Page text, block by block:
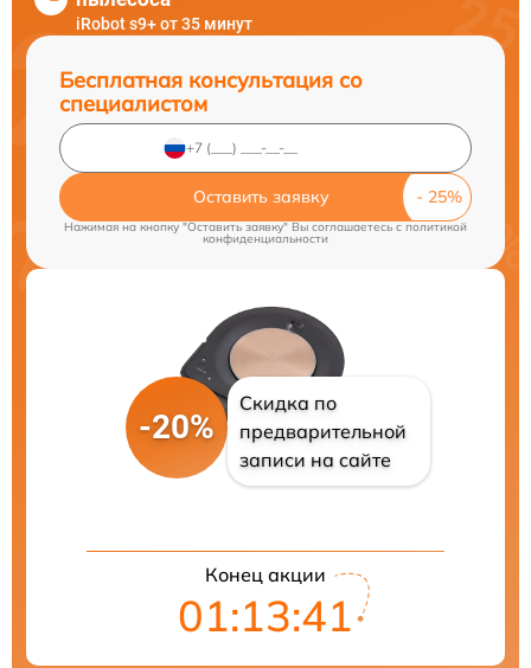
iRobot s9+ от 35 минут
Бесплатная консультация со
специалистом
Оставить заявку
Нажимая на кнопку "Оставить заявку" Вы соглашаетесь cполитикой
конфиденциальности
-20%
Скидка по
предварительной
записи на сайте
Конец акции
01:13:41